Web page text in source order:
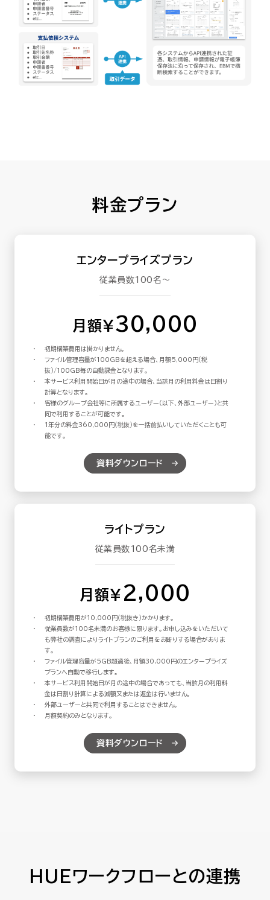
料金プラン
エンタープライズプラン
従業員数100名～
月額¥ 30,000
初期構築費用は掛かりません。
ファイル管理容量が100GBを超える場合、月額5,000円（税
抜）/100GB毎の自動課金となります。
本サービス利用開始日が月の途中の場合、当該月の利用料金は日割り
計算となります。
客様のグループ会社等に所属するユーザー（以下、外部ユーザー）と共
同で利用することが可能です。
1年分の料金360,000円（税抜）を一括前払いしていただくことも可
能です。
資料ダウンロード
ライトプラン
従業員数100名未満
月額¥ 2,000
初期構築費用が10,000円（税抜き）かかります。
従業員数が100名未満のお客様に限ります。お申し込みをいただいて
も弊社の調査によりライトプランのご利用をお断りする場合がありま
す。
ファイル管理容量が5GB超過後、月額30,000円のエンタープライズ
プランへ自動で移行します。
本サービス利用開始日が月の途中の場合であっても、当該月の利用料
金は日割り計算による減額又または返金は行いません。
外部ユーザーと共同で利用することはできません。
月額契約のみとなります。
資料ダウンロード
HUEワークフローとの連携